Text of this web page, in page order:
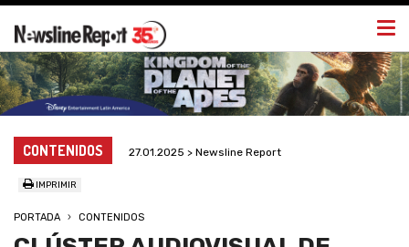
CONTENIDOS 27.01.2025 > Newsline Report
IMPRIMIR
PORTADA CONTENIDOS